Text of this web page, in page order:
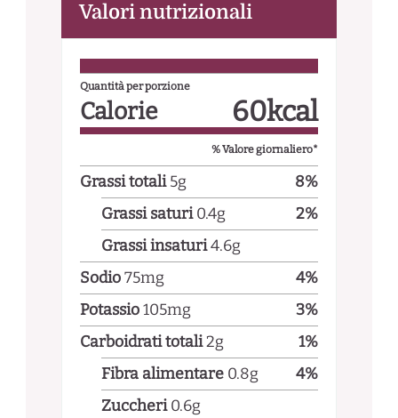
Valori nutrizionali
Quantità per porzione
Calorie 60kcal
% Valore giornaliero*
Grassi totali 5g 8%
Grassi saturi 0.4g 2%
Grassi insaturi4.6g
Sodio75mg 4%
Potassio105mg 3%
Carboidrati totali2g 1%
Fibra alimentare 0.8g 4%
Zuccheri 0.6g